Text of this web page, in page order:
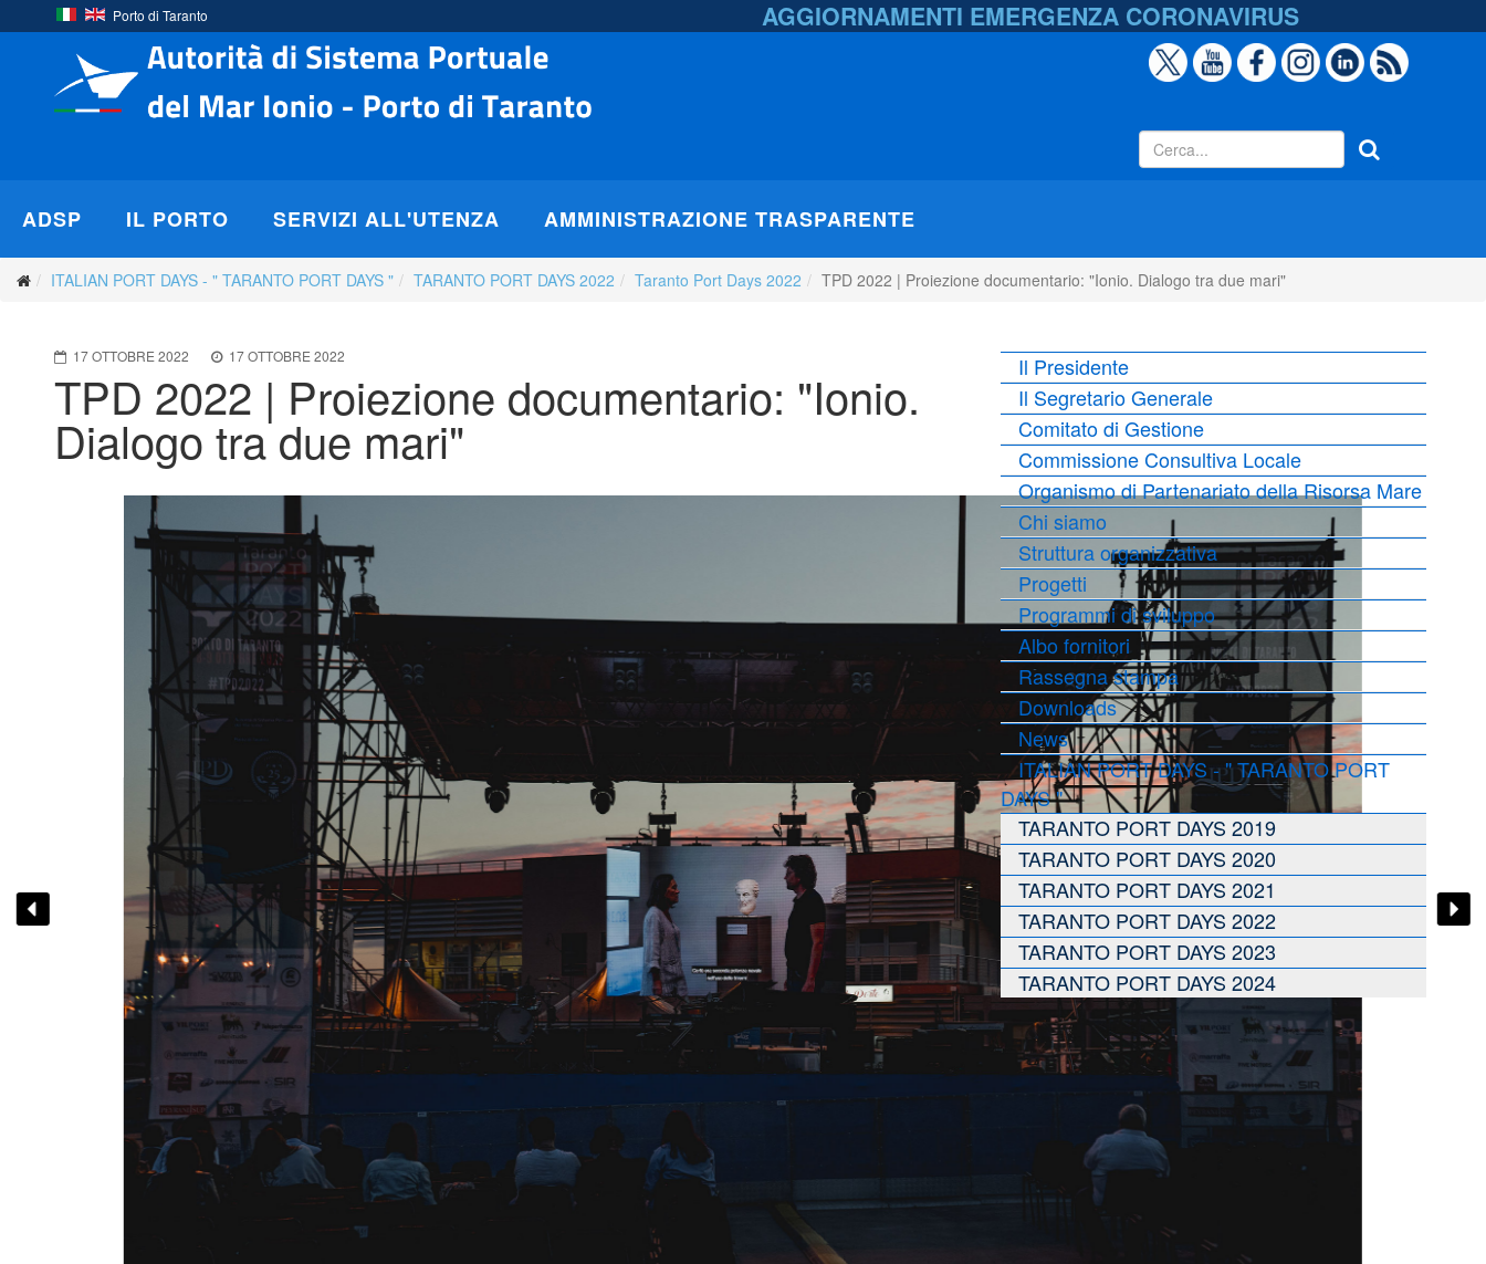
Porto di Taranto AGGIORNAMENTI EMERGENZA CORONAVIRUS
ADSP IL PORTO SERVIZI ALL'UTENZA AMMINISTRAZIONE TRASPARENTE
ITALIAN PORT DAYS - " TARANTO PORT DAYS " TARANTO PORT DAYS 2022 Taranto Port Days 2022 TPD 2022 | Proiezione documentario: "Ionio. Dialogo tra due mari"
17 OTTOBRE 2022 17 OTTOBRE 2022
TPD 2022 | Proiezione documentario: "Ionio.
Dialogo tra due mari"
Il Presidente
Il Segretario Generale
Comitato di Gestione
Commissione Consultiva Locale
Organismo di Partenariato della Risorsa Mare
Chi siamo
Struttura organizzativa
Progetti
Programmi di sviluppo
Albo fornitori
Rassegna stampa
Downloads
News
ITALIAN PORT DAYS - " TARANTO PORT
DAYS "
TARANTO PORT DAYS 2019
TARANTO PORT DAYS 2020
TARANTO PORT DAYS 2021
TARANTO PORT DAYS 2022
TARANTO PORT DAYS 2023
TARANTO PORT DAYS 2024